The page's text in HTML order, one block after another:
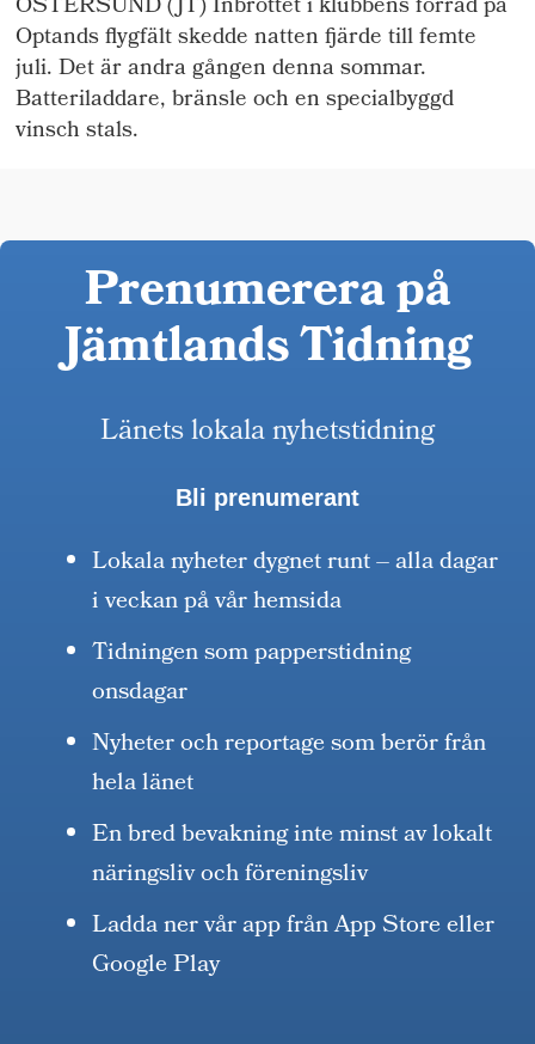
ÖSTERSUND (JT) Inbrottet i klubbens förråd på
Optands flygfält skedde natten fjärde till femte
juli. Det är andra gången denna sommar.
Batteriladdare, bränsle och en specialbyggd
vinsch stals.
Prenumerera på
Jämtlands Tidning
Länets lokala nyhetstidning
Bli prenumerant
Lokala nyheter dygnet runt – alla dagar
i veckan på vår hemsida
Tidningen som papperstidning
onsdagar
Nyheter och reportage som berör från
hela länet
En bred bevakning inte minst av lokalt
näringsliv och föreningsliv
Ladda ner vår app från App Store eller
Google Play